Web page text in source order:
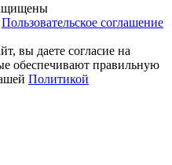
Пользовательское соглашение
вы даете согласие на
обеспечивают правильную
Политикой